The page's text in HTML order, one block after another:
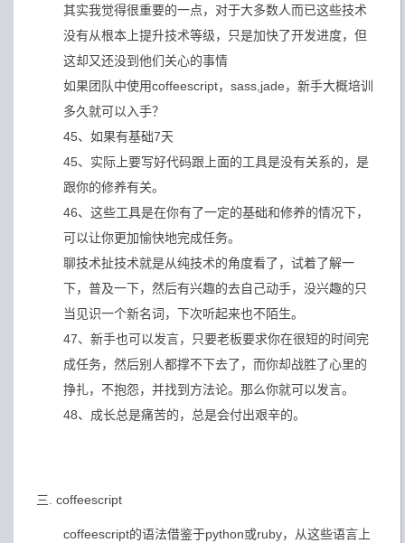
其实我觉得很重要的一点，对于大多数人而已这些技术
没有从根本上提升技术等级，只是加快了开发进度，但
这却又还没到他们关心的事情
如果团队中使用coffeescript，sass,jade，新手大概培训
多久就可以入手？
45、如果有基础7天
45、实际上要写好代码跟上面的工具是没有关系的，是
跟你的修养有关。
46、这些工具是在你有了一定的基础和修养的情况下，
可以让你更加愉快地完成任务。
聊技术扯技术就是从纯技术的角度看了，试着了解一
下，普及一下，然后有兴趣的去自己动手，没兴趣的只
当见识一个新名词，下次听起来也不陌生。
47、新手也可以发言，只要老板要求你在很短的时间完
成任务，然后别人都撑不下去了，而你却战胜了心里的
挣扎，不抱怨，并找到方法论。那么你就可以发言。
48、成长总是痛苦的，总是会付出艰辛的。
三. coffeescript
coffeescript的语法借鉴于python或ruby，从这些语言上